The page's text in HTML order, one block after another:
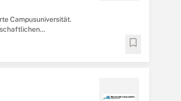
Campusuniversität.
bookmark